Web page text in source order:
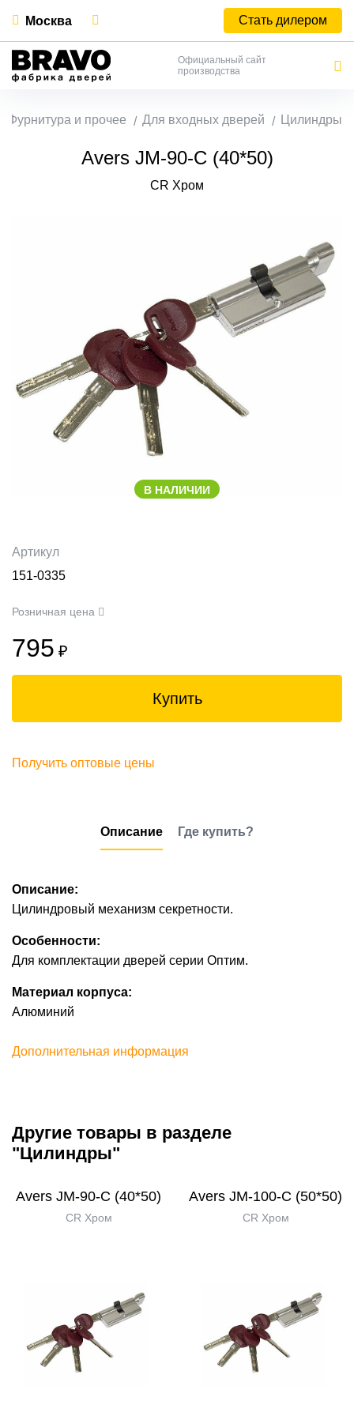
Москва Стать дилером
Официальный сайт
производства
Фурнитура и прочее Для входных дверей Цилиндры
Avers JМ-90-С (40*50)
CR Хром
В НАЛИЧИИ
Артикул
151-0335
Розничная цена
795 ₽
Купить
Получить оптовые цены
Описание Где купить?
Описание:
Цилиндровый механизм секретности.
Особенности:
Для комплектации дверей серии Оптим.
Материал корпуса:
Алюминий
Дополнительная информация
Другие товары в разделе
"Цилиндры"
Avers JМ-90-С (40*50)
CR Хром
Avers JМ-100-С (50*50)
CR Хром